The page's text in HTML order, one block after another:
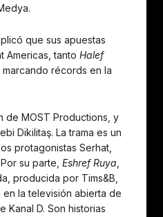
que sus apuestas
Americas, tanto Halef
marcando récords en la
de MOST Productions, y
Dikilitaş. La trama es un
protagonistas Serhat,
su parte, Eshref Ruya,
producida por Tims&B,
la televisión abierta de
Kanal D. Son historias